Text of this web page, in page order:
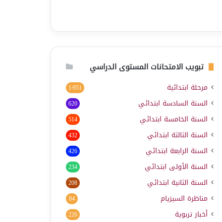
تبويب الامتحانات المستوى الدراسي
مرحلة ابتدائية 1٬951
السنة السادسة ابتدائي 620
السنة الخامسة ابتدائي 514
السنة الثالثة ابتدائي 432
السنة الرابعة ابتدائي 426
السنة الأولى ابتدائي 234
السنة الثانية ابتدائي 208
مناظرة السيزيام 84
أخبار تربوية 226